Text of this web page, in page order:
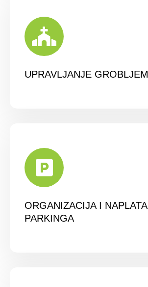
UPRAVLJANJE GROBLJEM
ORGANIZACIJA I NAPLATA
PARKINGA